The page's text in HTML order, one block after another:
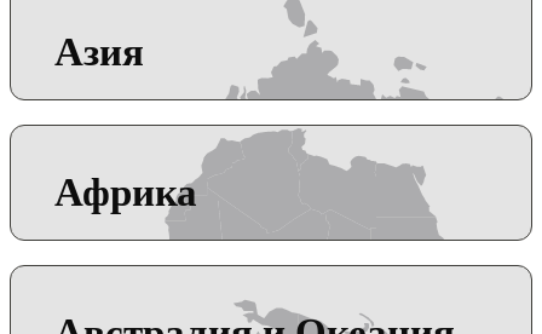
Азия
Африка